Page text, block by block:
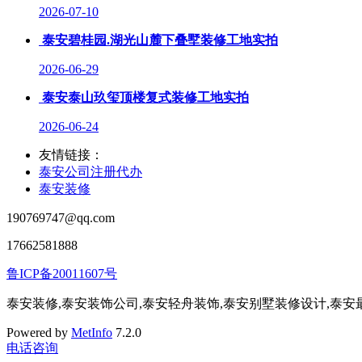
2026-07-10
泰安碧桂园.湖光山麓下叠墅装修工地实拍
2026-06-29
泰安泰山玖玺顶楼复式装修工地实拍
2026-06-24
友情链接：
泰安公司注册代办
泰安装修
190769747@qq.com
17662581888
鲁ICP备20011607号
泰安装修,泰安装饰公司,泰安轻舟装饰,泰安别墅装修设计,泰安
Powered by MetInfo 7.2.0
电话咨询